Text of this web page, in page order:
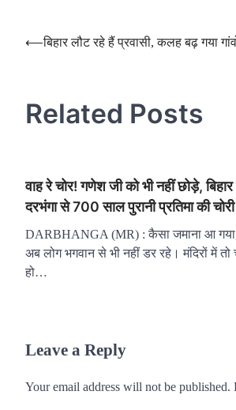
Post
⟵बिहार लौट रहे हैं प्रवासी, कलह बढ़ गया
Related Posts
वाह रे चोर! गणेश जी को भी नहीं छोड़े,
दरभंगा से 700 साल पुरानी प्रतिमा की चोरी
DARBHANGA (MR) : कैसा जमाना आ
अब लोग भगवान से भी नहीं डर रहे। मंदिरों में तो
हो…
Leave a Reply
Your email address will not be published.